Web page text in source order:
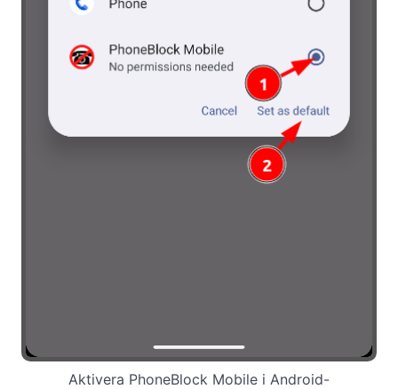
Aktivera PhoneBlock Mobile i Android-